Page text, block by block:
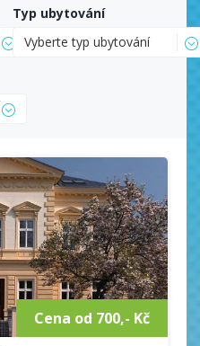
Typ ubytování
Vyberte typ ubytování
Cena od 700,- Kč